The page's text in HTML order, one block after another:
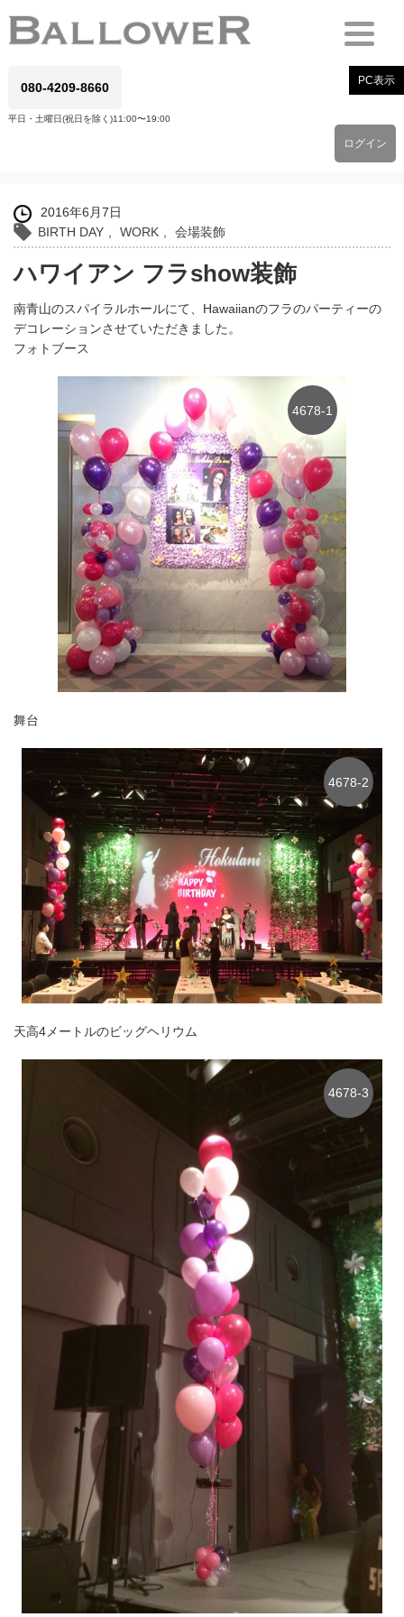
080-4209-8660
平日・土曜日(祝日を除く)11:00〜19:00
PC表示
ログイン
2016年6月7日
BIRTH DAY , WORK , 会場装飾
ハワイアン フラshow装飾
南青山のスパイラルホールにて、Hawaiianのフラのパーティーの
デコレーションさせていただきました。
フォトブース
4678-1
舞台
4678-2
天高4メートルのビッグヘリウム
4678-3